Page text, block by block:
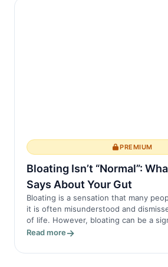
PREMIUM
Bloating Isn’t “Normal”:
Says About Your Gut
Bloating is a sensation that many
it is often misunderstood and
of life. However, bloating can be a
Read more